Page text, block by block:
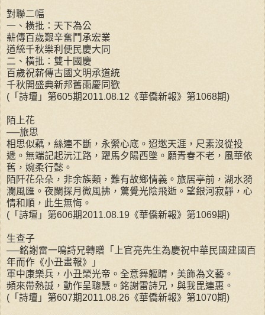
對聯二幅
一、橫批：天下為公
薪傳百歲艱辛奮鬥承宏業
道統千秋樂利便民慶大同
二、橫批：雙十國慶
百歲祝薪傳古國文明承道統
千秋開盛典新邦舊雨慶同歡
(「詩壇」第605期2011.08.12《華僑新報》第1068期)
陌上花
──旅思
相思似藕，絲連不斷，永縈心底。迢逖天涯，尺素沒從投
遞。無端記起沅江路，躍馬夕陽西墜。願青春不老，風華依
舊，婉柔行懿。
陌阡花朵朵，非余族類，難有故鄉情義。旅居亭前，湖水漪
瀾風匯。夜闌探月微風拂，驚覺光陰飛逝。望銀河寂靜，心
情和順，此生無悔。
(「詩壇」第606期2011.08.19《華僑新報》第1069期)
生查子
──銘謝雷一鳴詩兄轉贈「上官亮先生為慶祝中華民國建國百
年而作《小丑畫報》」
軍中康樂兵，小丑榮光帝。全意舞軀睛，美飾為文藝。
頻來帶熱誠，動作呈聰慧。銘謝雷詩兄，與我毘連惠。
(「詩壇」第607期2011.08.26《華僑新報》第1070期)